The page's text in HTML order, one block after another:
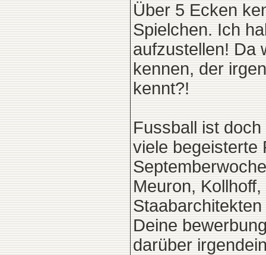
Über 5 Ecken
Spielchen. Ich
aufzustellen! Da
kennen, der
kennt?!
Fussball ist
viele begeisterte
Meuron,
Deine
darüber